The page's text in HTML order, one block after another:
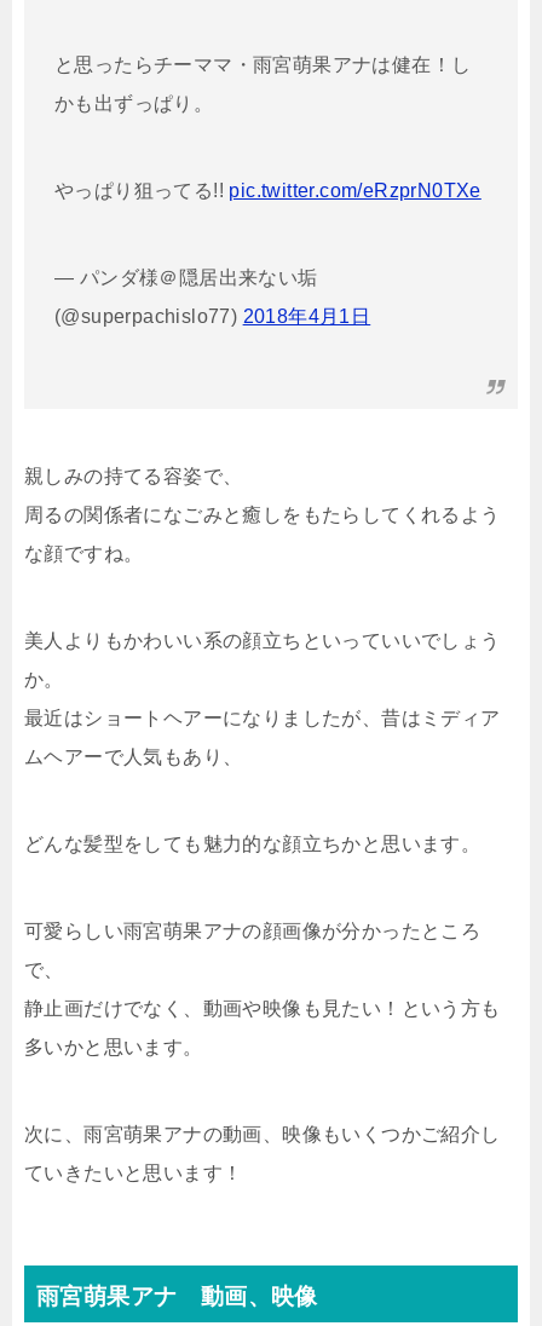
と思ったらチーママ・雨宮萌果アナは健在！し
かも出ずっぱり。
やっぱり狙ってる!! pic.twitter.com/eRzprN0TXe
— パンダ様＠隠居出来ない垢
(@superpachislo77) 2018年4月1日
親しみの持てる容姿で、
周るの関係者になごみと癒しをもたらしてくれるよう
な顔ですね。
美人よりもかわいい系の顔立ちといっていいでしょう
か。
最近はショートヘアーになりましたが、昔はミディア
ムヘアーで人気もあり、
どんな髪型をしても魅力的な顔立ちかと思います。
可愛らしい雨宮萌果アナの顔画像が分かったところ
で、
静止画だけでなく、動画や映像も見たい！という方も
多いかと思います。
次に、雨宮萌果アナの動画、映像もいくつかご紹介し
ていきたいと思います！
雨宮萌果アナ 動画、映像